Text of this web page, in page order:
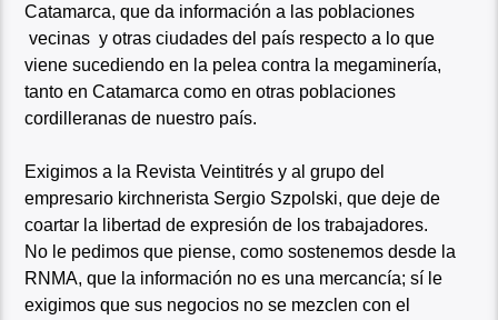
Catamarca, que da información a las poblaciones
vecinas y otras ciudades del país respecto a lo que
viene sucediendo en la pelea contra la megaminería,
tanto en Catamarca como en otras poblaciones
cordilleranas de nuestro país.
Exigimos a la Revista Veintitrés y al grupo del
empresario kirchnerista Sergio Szpolski, que deje de
coartar la libertad de expresión de los trabajadores.
No le pedimos que piense, como sostenemos desde la
RNMA, que la información no es una mercancía; sí le
exigimos que sus negocios no se mezclen con el